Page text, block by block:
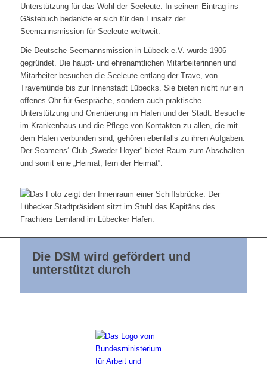
Unterstützung für das Wohl der Seeleute. In seinem Eintrag ins
Gästebuch bedankte er sich für den Einsatz der
Seemannsmission für Seeleute weltweit.
Die Deutsche Seemannsmission in Lübeck e.V. wurde 1906
gegründet. Die haupt- und ehrenamtlichen Mitarbeiterinnen und
Mitarbeiter besuchen die Seeleute entlang der Trave, von
Travemünde bis zur Innenstadt Lübecks. Sie bieten nicht nur ein
offenes Ohr für Gespräche, sondern auch praktische
Unterstützung und Orientierung im Hafen und der Stadt. Besuche
im Krankenhaus und die Pflege von Kontakten zu allen, die mit
dem Hafen verbunden sind, gehören ebenfalls zu ihren Aufgaben.
Der Seamens‘ Club „Sweder Hoyer“ bietet Raum zum Abschalten
und somit eine „Heimat, fern der Heimat“.
Die DSM wird gefördert und
unterstützt durch